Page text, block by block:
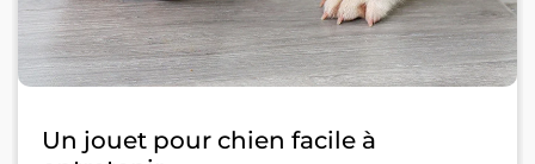
Un jouet pour chien facile à